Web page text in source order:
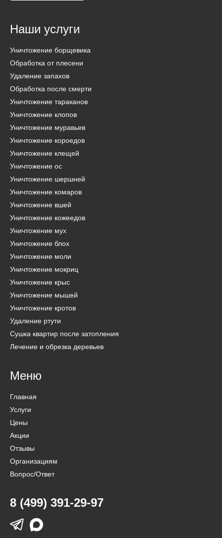
Наши услуги
Уничтожение борщевика
Обработка от плесени
Удаление запахов
Обработка после смерти
Уничтожение тараканов
Уничтожение клопов
Уничтожение муравьев
Уничтожение короедов
Уничтожение клещей
Уничтожение ос
Уничтожение шершней
Уничтожение комаров
Уничтожение вшей
Уничтожение кожеедов
Уничтожение мух
Уничтожение блох
Уничтожение моли
Уничтожение мокриц
Уничтожение крыс
Уничтожение мышей
Уничтожение кротов
Удаление ртути
Сушка квартир после затопления
Лечение и обрезка деревьев
Меню
Главная
Услуги
Цены
Акции
Отзывы
Организациям
Вопрос/Ответ
8 (499) 391-29-97